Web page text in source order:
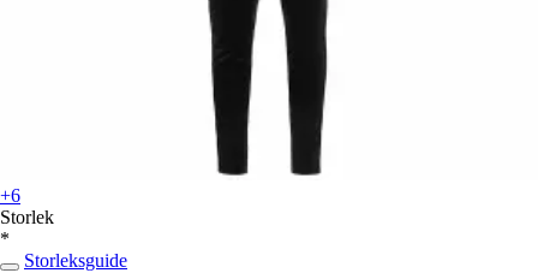
+6
Storlek
*
Storleksguide